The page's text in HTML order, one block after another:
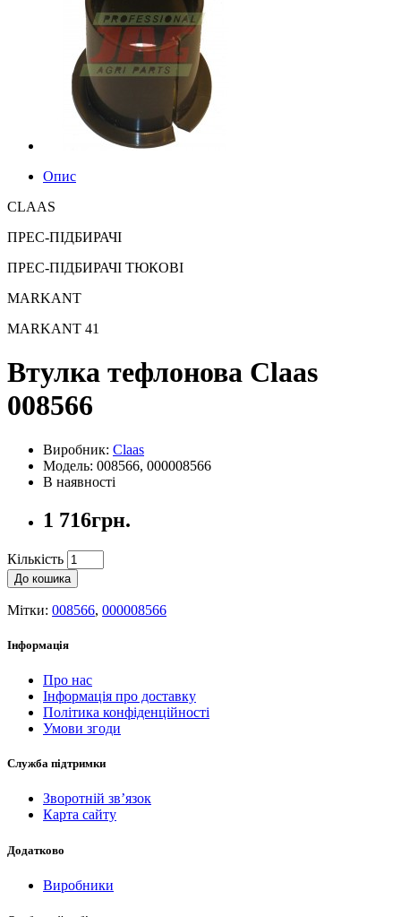
Опис
CLAAS
ПРЕС-ПІДБИРАЧІ
ПРЕС-ПІДБИРАЧІ ТЮКОВІ
MARKANT
MARKANT 41
Втулка тефлонова Claas
008566
Виробник: Claas
Модель: 008566, 000008566
В наявності
1 716грн.
Кількість
До кошика
Мітки: 008566, 000008566
Інформація
Про нас
Інформація про доставку
Політика конфіденційності
Умови згоди
Служба підтримки
Зворотній зв’язок
Карта сайту
Додатково
Виробники